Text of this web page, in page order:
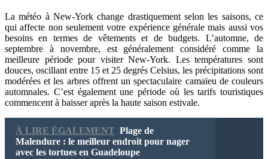
La météo à New-York change drastiquement selon les saisons, ce
qui affecte non seulement votre expérience générale mais aussi vos
besoins en termes de vêtements et de budgets. L’automne, de
septembre à novembre, est généralement considéré comme la
meilleure période pour visiter New-York. Les températures sont
douces, oscillant entre 15 et 25 degrés Celsius, les précipitations sont
modérées et les arbres offrent un spectaculaire camaïeu de couleurs
automnales. C’est également une période où les tarifs touristiques
commencent à baisser après la haute saison estivale.
À LIRE ÉGALEMENT Plage de
Malendure : le meilleur endroit pour nager
avec les tortues en Guadeloupe